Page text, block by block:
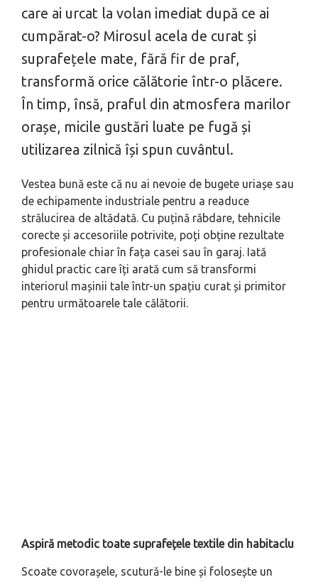
care ai urcat la volan imediat după ce ai
cumpărat-o? Mirosul acela de curat și
suprafețele mate, fără fir de praf,
transformă orice călătorie într-o plăcere.
În timp, însă, praful din atmosfera marilor
orașe, micile gustări luate pe fugă și
utilizarea zilnică își spun cuvântul.
Vestea bună este că nu ai nevoie de bugete uriașe sau
de echipamente industriale pentru a readuce
strălucirea de altădată. Cu puțină răbdare, tehnicile
corecte și accesoriile potrivite, poți obține rezultate
profesionale chiar în fața casei sau în garaj. Iată
ghidul practic care îți arată cum să transformi
interiorul mașinii tale într-un spațiu curat și primitor
pentru următoarele tale călătorii.
Aspiră metodic toate suprafețele textile din habitaclu
Scoate covorașele, scutură-le bine și folosește un